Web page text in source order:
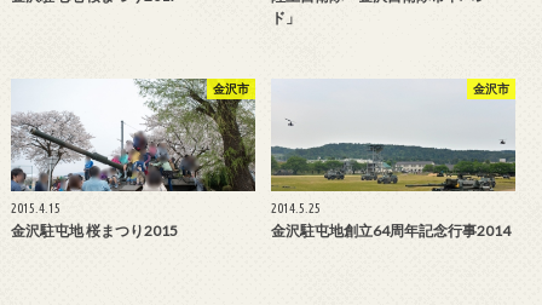
ド」
金沢市
2015.4.15
金沢駐屯地 桜まつり2015
金沢市
2014.5.25
金沢駐屯地創立64周年記念行事2014